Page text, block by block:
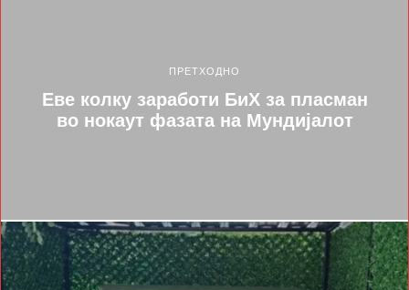
ПРЕТХОДНО
Еве колку заработи БиХ за пласман
во нокаут фазата на Мундијалот